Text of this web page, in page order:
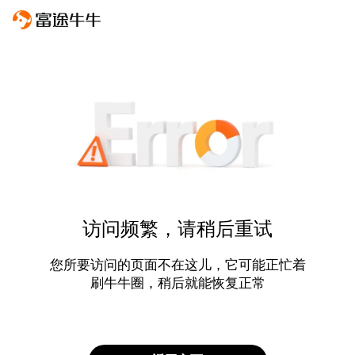
访问频繁，请稍后重试
您所要访问的页面不在这儿，它可能正忙着
刷牛牛圈，稍后就能恢复正常